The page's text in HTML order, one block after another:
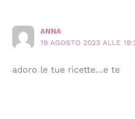
ANNA
19 AGOSTO 2023 ALLE
adoro le tue ricette…e te